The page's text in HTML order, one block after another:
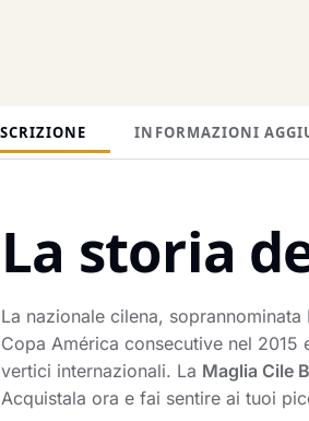
INFORMAZIONI
La storia
La nazionale cilena,
Copa América consecutive nel
vertici internazionali. La Maglia Cile
Acquistala ora e fai sentire ai tuoi